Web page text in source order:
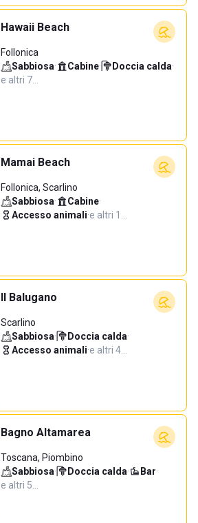
Hawaii Beach
Follonica
Sabbiosa· Cabine· Doccia calda·
e altri 7…
Mamai Beach
Follonica, Scarlino
Sabbiosa· Cabine·
Accesso animali·e altri 1…
Il Balugano
Scarlino
Sabbiosa· Doccia calda·
Accesso animali·e altri 4…
Bagno Altamarea
Toscana, Piombino
Sabbiosa· Doccia calda· Bar·
e altri 5…